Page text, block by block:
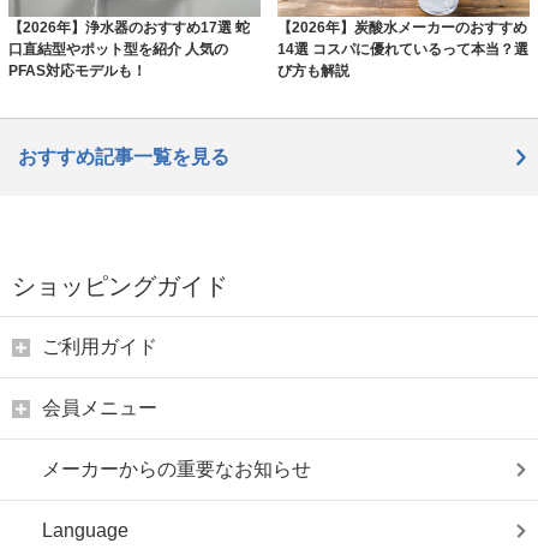
【2026年】浄水器のおすすめ17選 蛇
口直結型やポット型を紹介 人気の
PFAS対応モデルも！
【2026年】炭酸水メーカーのおすすめ
14選 コスパに優れているって本当？選
び方も解説
おすすめ記事一覧を見る
ショッピングガイド
ご利用ガイド
会員メニュー
メーカーからの重要なお知らせ
Language